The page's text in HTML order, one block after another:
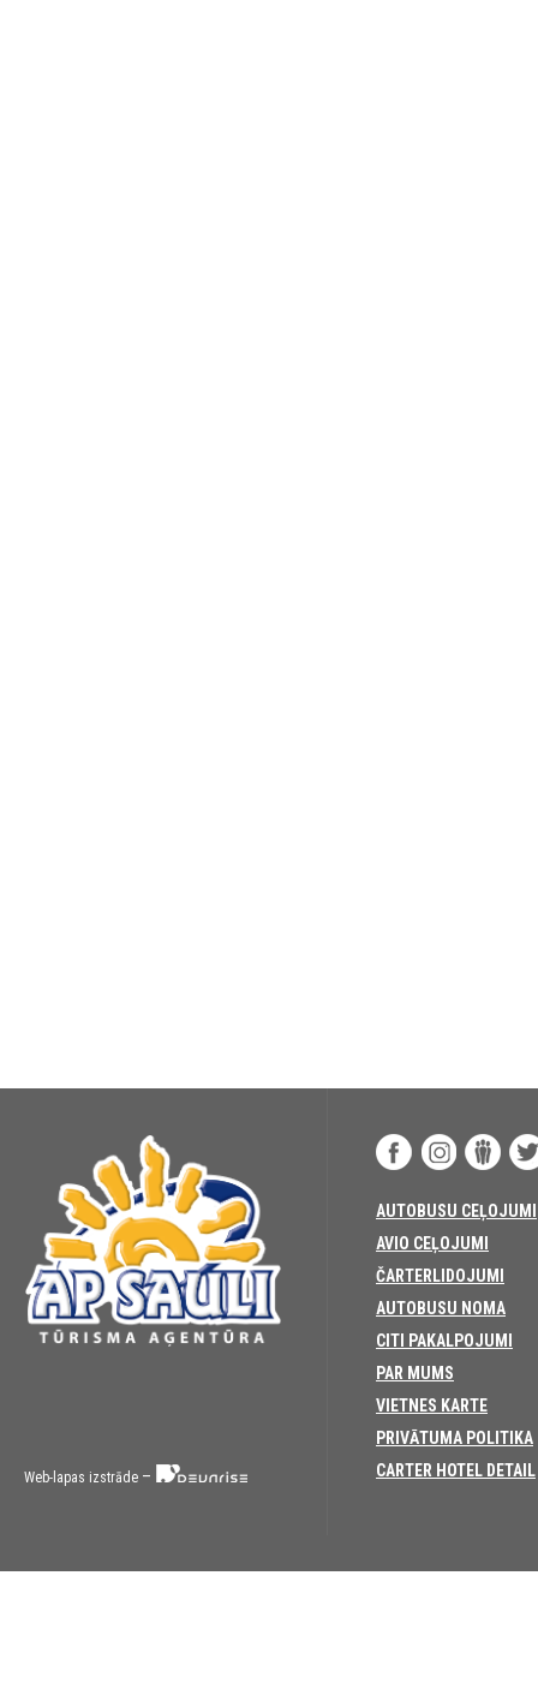
Web-lapas izstrāde –
AUTOBUSU CEĻOJUMI
AVIO CEĻOJUMI
ČARTERLIDOJUMI
AUTOBUSU NOMA
CITI PAKALPOJUMI
PAR MUMS
VIETNES KARTE
PRIVĀTUMA POLITIKA
CARTER HOTEL DETAIL